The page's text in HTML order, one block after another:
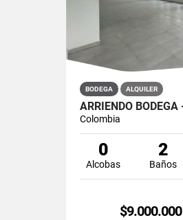
BODEGA ALQUILER
Colombia
0
Alcobas
2
Baños
$9.000.000